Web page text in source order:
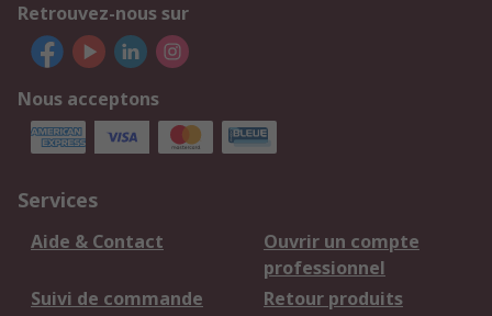
Retrouvez-nous sur
Nous acceptons
Services
Aide & Contact
Ouvrir un compte
professionnel
Suivi de commande
Retour produits